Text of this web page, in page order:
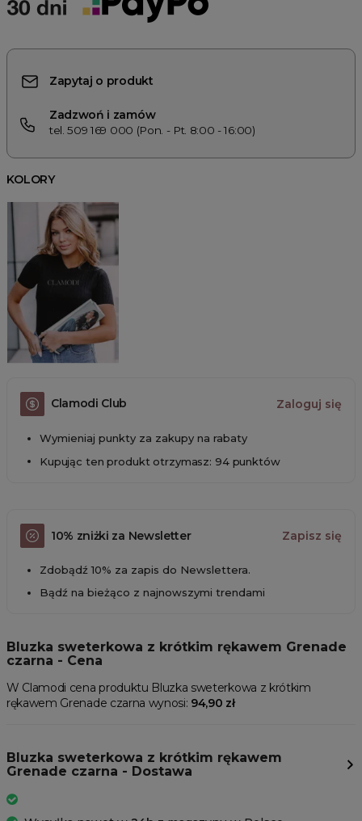
Zapytaj o produkt
Zadzwoń i zamów
tel. 509 169 000 (Pon. - Pt. 8:00 - 16:00)
KOLORY
Clamodi Club Zaloguj się
Wymieniaj punkty za zakupy na rabaty
Kupując ten produkt otrzymasz: 94 punktów
10% zniżki za Newsletter Zapisz się
Zdobądź 10% za zapis do Newslettera.
Bądź na bieżąco z najnowszymi trendami
Bluzka sweterkowa z krótkim rękawem Grenade
czarna - Cena
W Clamodi cena produktu Bluzka sweterkowa z krótkim
rękawem Grenade czarna wynosi: 94,90 zł
Bluzka sweterkowa z krótkim rękawem
Grenade czarna - Dostawa